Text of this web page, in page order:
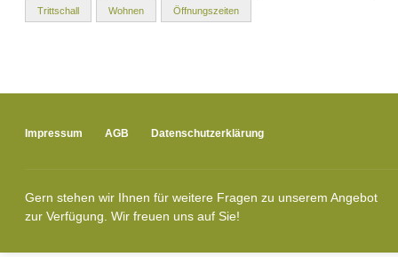
Trittschall Wohnen Öffnungszeiten
Impressum AGB Datenschutzerklärung
Gern stehen wir Ihnen für weitere Fragen zu unserem Angebot
zur Verfügung. Wir freuen uns auf Sie!